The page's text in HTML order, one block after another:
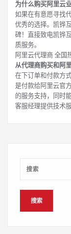
为什么购买阿里云
如果在有意愿寻找
优秀的选择。凯铧
碑！直接致电凯铧
质服务。
阿里云代理商 全
从代理商购买和阿
在下订单和付款方
是付款给阿里云官
的服务支持，同时
客服经理提供技术服